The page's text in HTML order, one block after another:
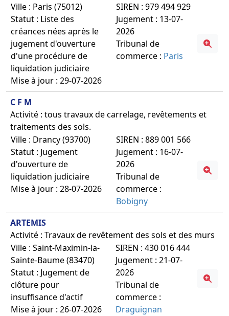
Ville : Paris (75012)
Statut : Liste des
créances nées après le
jugement d'ouverture
d'une procédure de
liquidation judiciaire
Mise à jour : 29-07-2026
SIREN : 979 494 929
Jugement : 13-07-
2026
Tribunal de
commerce : Paris
C F M
Activité : tous travaux de carrelage, revêtements et
traitements des sols.
Ville : Drancy (93700)
Statut : Jugement
d'ouverture de
liquidation judiciaire
Mise à jour : 28-07-2026
SIREN : 889 001 566
Jugement : 16-07-
2026
Tribunal de
commerce :
Bobigny
ARTEMIS
Activité : Travaux de revêtement des sols et des murs
Ville : Saint-Maximin-la-
Sainte-Baume (83470)
Statut : Jugement de
clôture pour
insuffisance d'actif
Mise à jour : 26-07-2026
SIREN : 430 016 444
Jugement : 21-07-
2026
Tribunal de
commerce :
Draguignan